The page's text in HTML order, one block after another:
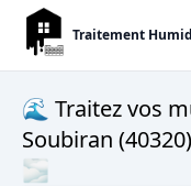
Traitement
🌊 Traitez vos
Soubiran
🌫